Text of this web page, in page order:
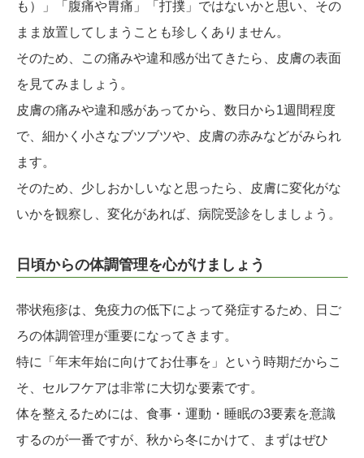
も）」「腹痛や胃痛」「打撲」ではないかと思い、その
まま放置してしまうことも珍しくありません。
そのため、この痛みや違和感が出てきたら、皮膚の表面
を見てみましょう。
皮膚の痛みや違和感があってから、数日から1週間程度
で、細かく小さなブツブツや、皮膚の赤みなどがみられ
ます。
そのため、少しおかしいなと思ったら、皮膚に変化がな
いかを観察し、変化があれば、病院受診をしましょう。
日頃からの体調管理を心がけましょう
帯状疱疹は、免疫力の低下によって発症するため、日ご
ろの体調管理が重要になってきます。
特に「年末年始に向けてお仕事を」という時期だからこ
そ、セルフケアは非常に大切な要素です。
体を整えるためには、食事・運動・睡眠の3要素を意識
するのが一番ですが、秋から冬にかけて、まずはぜひ